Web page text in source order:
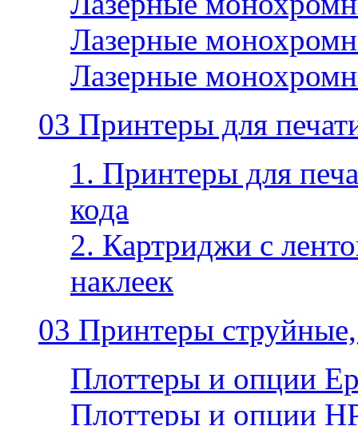
Лазерные
Лазерные
03 Принтеры для
1. Принтеры для
кода
2. Картриджи с
наклеек
03 Принтеры
Плоттеры и опции
Плоттеры и опции